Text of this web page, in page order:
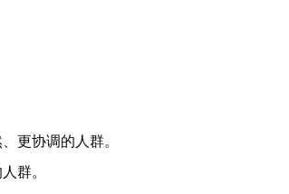
更协调的人群。
群。